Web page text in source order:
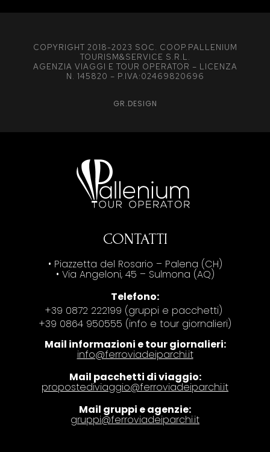
COPYRIGHT 2018-2023 SOC. COOP.PALLENIUM
TOURISM&SERVICE S.R.L.
AGENZIA VIAGGI E TOUR OPERATOR – LICENZA
N. 145820 – P.IVA:02469820696
GR.DESIGN
CONTATTI
• Piazzetta del Rosario – Palena (CH)
• Via Angeloni, 45 – Sulmona (AQ)
Telefono:
+39 0872 222199 (gruppi e pacchetti)
+39 0864 950555 (info e tour giornalieri)
Mail informazioni e tour giornalieri:
info@ferroviadeiparchi.it
Mail pacchetti di viaggio:
propostediviaggio@ferroviadeiparchi.it
Mail gruppi e agenzie:
gruppi@ferroviadeiparchi.it